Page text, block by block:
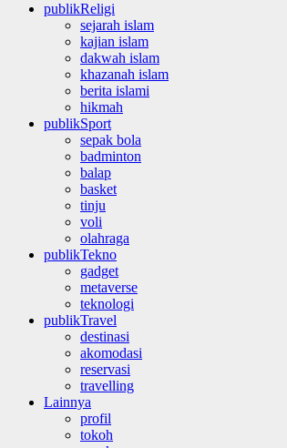
publikReligi
sejarah islam
kajian islam
dakwah islam
khazanah islam
berita islami
hikmah
publikSport
sepak bola
badminton
balap
basket
tinju
voli
olahraga
publikTekno
gadget
metaverse
teknologi
publikTravel
destinasi
akomodasi
reservasi
travelling
Lainnya
profil
tokoh